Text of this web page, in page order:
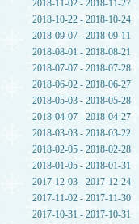
2018-11-02 - 2018-11-27
2018-10-22 - 2018-10-24
2018-09-07 - 2018-09-11
2018-08-01 - 2018-08-21
2018-07-07 - 2018-07-28
2018-06-02 - 2018-06-27
2018-05-03 - 2018-05-28
2018-04-07 - 2018-04-27
2018-03-03 - 2018-03-22
2018-02-05 - 2018-02-28
2018-01-05 - 2018-01-31
2017-12-03 - 2017-12-24
2017-11-02 - 2017-11-30
2017-10-31 - 2017-10-31